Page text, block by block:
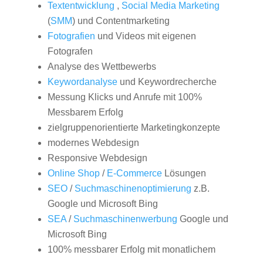
Textentwicklung , Social Media Marketing
(SMM) und Contentmarketing
Fotografien und Videos mit eigenen
Fotografen
Analyse des Wettbewerbs
Keywordanalyseund Keywordrecherche
Messung Klicks und Anrufe mit 100%
Messbarem Erfolg
zielgruppenorientierte Marketingkonzepte
modernes Webdesign
Responsive Webdesign
Online Shop/ E-CommerceLösungen
SEO/ Suchmaschinenoptimierung z.B.
Google und Microsoft Bing
SEA/ Suchmaschinenwerbung Google und
Microsoft Bing
100% messbarer Erfolg mit monatlichem